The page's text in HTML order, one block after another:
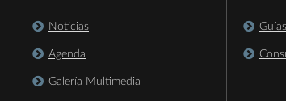
Noticias
Agenda
Galería Multimedia